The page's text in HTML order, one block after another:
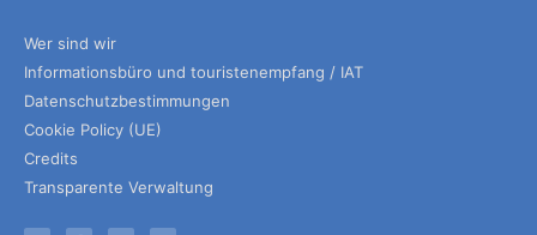
Wer sind wir
Informationsbüro und touristenempfang / IAT
Datenschutzbestimmungen
Cookie Policy (UE)
Credits
Transparente Verwaltung